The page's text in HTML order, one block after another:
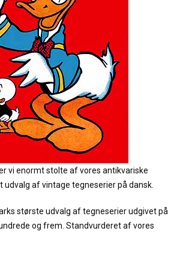
vi enormt stolte af vores antikvariske
af vintage tegneserier på dansk.
største udvalg af tegneserier udgivet på
og frem. Standvurderet af vores